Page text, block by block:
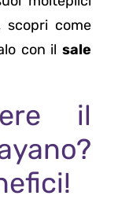
scopri come
con il sale
il